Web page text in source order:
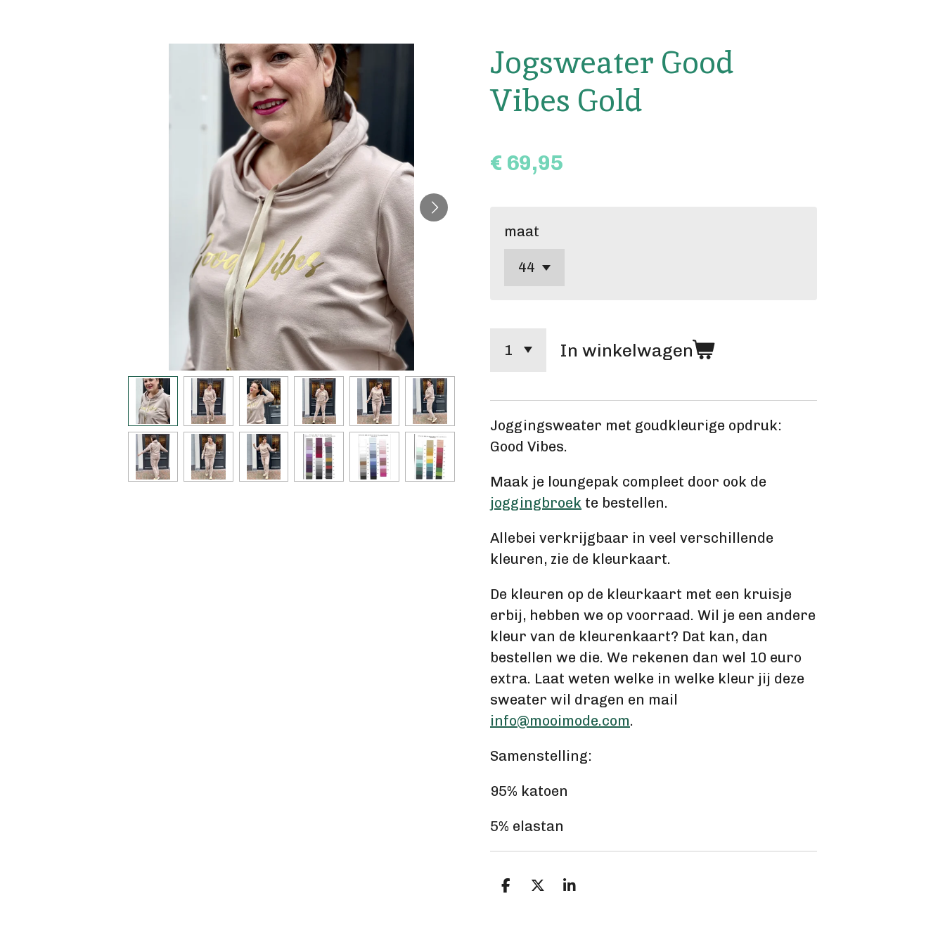
Jogsweater Good
Vibes Gold
€ 69,95
maat
In winkelwagen
Joggingsweater met goudkleurige opdruk:
Good Vibes.
Maak je loungepak compleet door ook de
joggingbroek te bestellen.
Allebei verkrijgbaar in veel verschillende
kleuren, zie de kleurkaart.
De kleuren op de kleurkaart met een kruisje
erbij, hebben we op voorraad. Wil je een andere
kleur van de kleurenkaart? Dat kan, dan
bestellen we die. We rekenen dan wel 10 euro
extra. Laat weten welke in welke kleur jij deze
sweater wil dragen en mail
info@mooimode.com.
Samenstelling:
95% katoen
5% elastan
D
D
S